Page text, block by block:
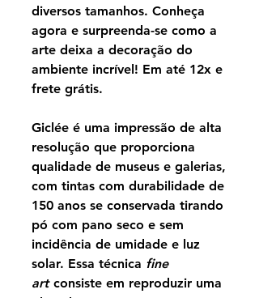
diversos tamanhos. Conheça
agora e surpreenda-se como a
arte deixa a decoração do
ambiente incrível! Em até 12x e
frete grátis.
Giclée é uma impressão de alta
resolução que proporciona
qualidade de museus e galerias,
com tintas com durabilidade de
150 anos se conservada tirando
pó com pano seco e sem
incidência de umidade e luz
solar. Essa técnica fine
artconsiste em reproduzir uma